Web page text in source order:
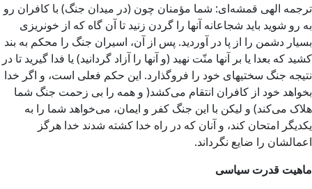
ترجمه الهی قمشه‌ای: شما مؤمنان چون (در میدان جنگ) با کافران رو
به رو شوید باید شجاعانه آنها را گردن زنید تا آن گاه که از خونریزی
بسیار دشمن را از پا در آوردید. پس از آن، اسیران جنگ را محکم به بند
کشید که بعدا یا بر آنها منّت نهید (و آنها را آزاد گردانید) یا فدا گیرید تا در
نتیجه جنگ سختیهای خود را فروگذارد. این حکم فعلی است، و اگر خدا
بخواهد خود از کافران انتقام می‌کشد( و همه را بی زحمت جنگ شما
هلاک می‌کند) و لیکن با این جنگ کفر و ایمان، می‌خواهد شما را به
یکدیگر امتحان کند، و آنان که در راه خدا کشته شدند خدا هرگز
اعمالشان را ضایع نگرداند.
ماهیت قدرت سیاسی